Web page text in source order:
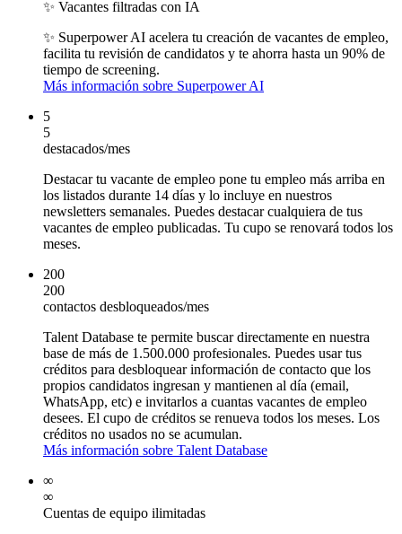
✨ Vacantes filtradas con IA
✨ Superpower AI acelera tu creación de vacantes de empleo,
facilita tu revisión de candidatos y te ahorra hasta un 90% de
tiempo de screening.
Más información sobre Superpower AI
5
5
destacados/mes
Destacar tu vacante de empleo pone tu empleo más arriba en
los listados durante 14 días y lo incluye en nuestros
newsletters semanales. Puedes destacar cualquiera de tus
vacantes de empleo publicadas. Tu cupo se renovará todos los
meses.
200
200
contactos desbloqueados/mes
Talent Database te permite buscar directamente en nuestra
base de más de 1.500.000 profesionales. Puedes usar tus
créditos para desbloquear información de contacto que los
propios candidatos ingresan y mantienen al día (email,
WhatsApp, etc) e invitarlos a cuantas vacantes de empleo
desees. El cupo de créditos se renueva todos los meses. Los
créditos no usados no se acumulan.
Más información sobre Talent Database
∞
∞
Cuentas de equipo ilimitadas